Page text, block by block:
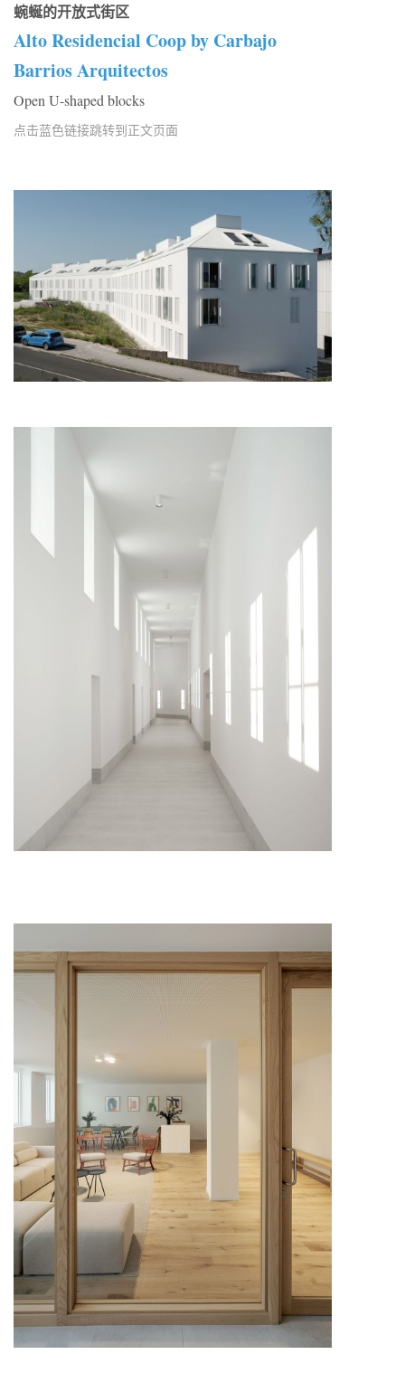
蜿蜒的开放式街区
Alto Residencial Coop by Carbajo
Barrios Arquitectos
Open U-shaped blocks
点击蓝色链接跳转到正文页面